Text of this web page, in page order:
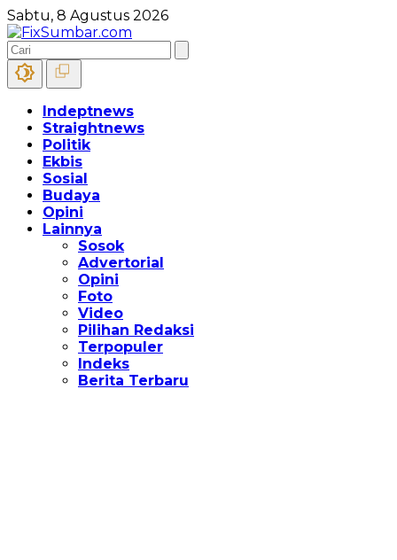
Sabtu, 8 Agustus 2026
Indeptnews
Straightnews
Politik
Ekbis
Sosial
Budaya
Opini
Lainnya
Sosok
Advertorial
Opini
Foto
Video
Pilihan Redaksi
Terpopuler
Indeks
Berita Terbaru